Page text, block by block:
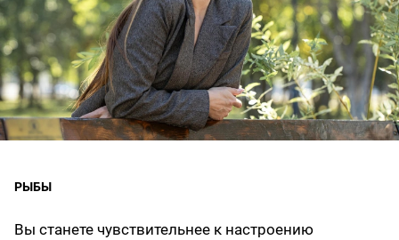
РЫБЫ
Вы станете чувствительнее к настроению